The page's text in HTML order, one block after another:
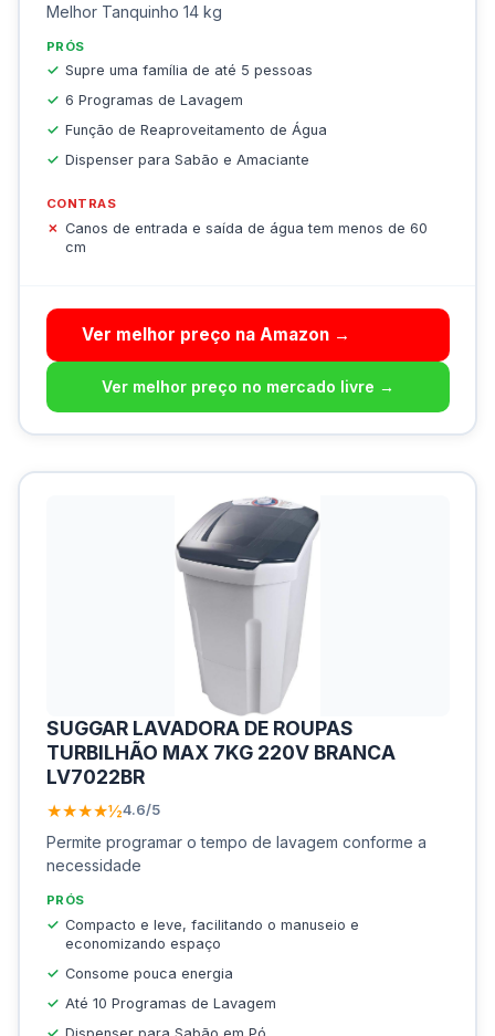
Melhor Tanquinho 14 kg
PRÓS
Supre uma família de até 5 pessoas
6 Programas de Lavagem
Função de Reaproveitamento de Água
Dispenser para Sabão e Amaciante
CONTRAS
Canos de entrada e saída de água tem menos de 60
cm
Ver melhor preço na Amazon →
Ver melhor preço no mercado livre →
SUGGAR LAVADORA DE ROUPAS
TURBILHÃO MAX 7KG 220V BRANCA
LV7022BR
★★★★½4.6/5
Permite programar o tempo de lavagem conforme a
necessidade
PRÓS
Compacto e leve, facilitando o manuseio e
economizando espaço
Consome pouca energia
Até 10 Programas de Lavagem